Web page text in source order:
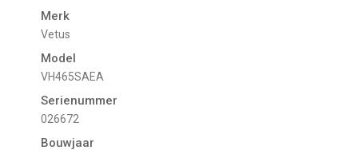
Merk
Vetus
Model
VH465SAEA
Serienummer
026672
Bouwjaar